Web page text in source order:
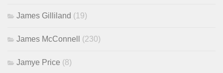
James Gilliland (19)
James McConnell (230)
Jamye Price (8)